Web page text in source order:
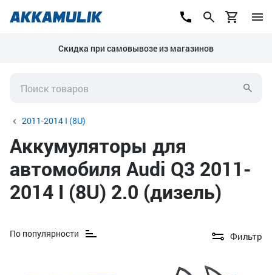
Скидка при самовывозе из магазинов
2011-2014 I (8U)
Аккумуляторы для
автомобиля Audi Q3 2011-
2014 I (8U) 2.0 (дизель)
По популярности Фильтр